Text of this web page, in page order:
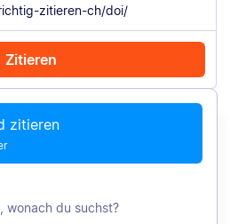
Zitieren
Chrome zitieren Manuell zitieren
zitieren
wonach du suchst?